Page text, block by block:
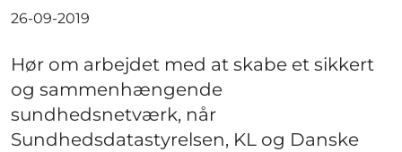
26-09-2019
Hør om arbejdet med at skabe et sikkert
og sammenhængende
sundhedsnetværk, når
Sundhedsdatastyrelsen, KL og Danske